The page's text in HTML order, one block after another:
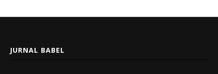
JURNAL BABEL